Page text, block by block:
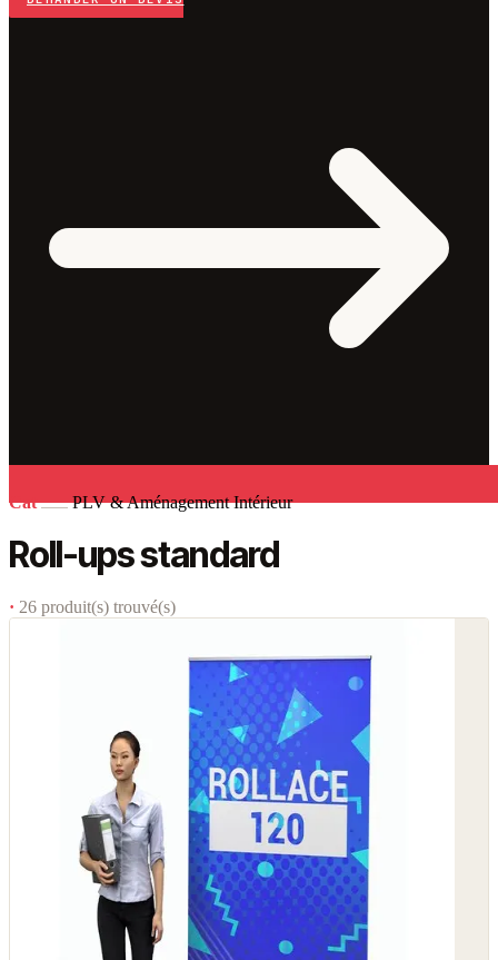
Cat PLV & Aménagement Intérieur
Roll-ups standard
· 26 produit(s) trouvé(s)